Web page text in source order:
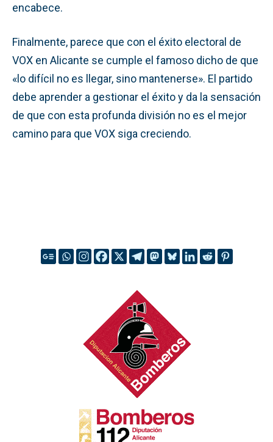
encabece.
Finalmente, parece que con el éxito electoral de
VOX en Alicante se cumple el famoso dicho de que
«lo difícil no es llegar, sino mantenerse». El partido
debe aprender a gestionar el éxito y da la sensación
de que con esta profunda división no es el mejor
camino para que VOX siga creciendo.